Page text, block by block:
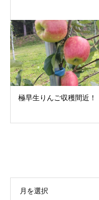
極早生りんご収穫間近！
月を選択